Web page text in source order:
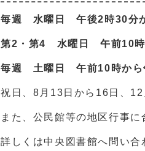
毎週 水曜日 午後2時30分
第2・第4 水曜日 午前10時
毎週 土曜日 午前10時から
祝日、8月13日から16日、
また、公民館等の地区行事
詳しくは中央図書館へ問い合